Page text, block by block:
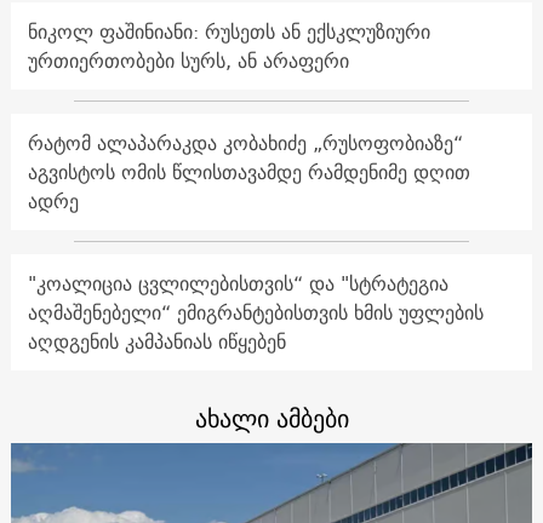
ნიკოლ ფაშინიანი: რუსეთს ან ექსკლუზიური
ურთიერთობები სურს, ან არაფერი
რატომ ალაპარაკდა კობახიძე „რუსოფობიაზე“
აგვისტოს ომის წლისთავამდე რამდენიმე დღით
ადრე
"კოალიცია ცვლილებისთვის“ და "სტრატეგია
აღმაშენებელი“ ემიგრანტებისთვის ხმის უფლების
აღდგენის კამპანიას იწყებენ
ახალი ამბები